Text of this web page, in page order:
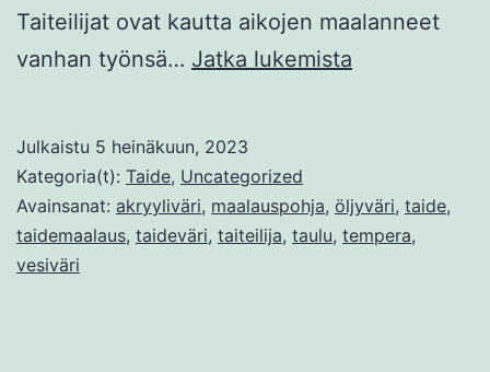
Taiteilijat ovat kautta aikojen maalanneet
vanhan työnsä… Jatka lukemista
Julkaistu 5 heinäkuun, 2023
Kategoria(t): Taide, Uncategorized
Avainsanat: akryyliväri, maalauspohja, öljyväri, taide,
taidemaalaus, taideväri, taiteilija, taulu, tempera,
vesiväri